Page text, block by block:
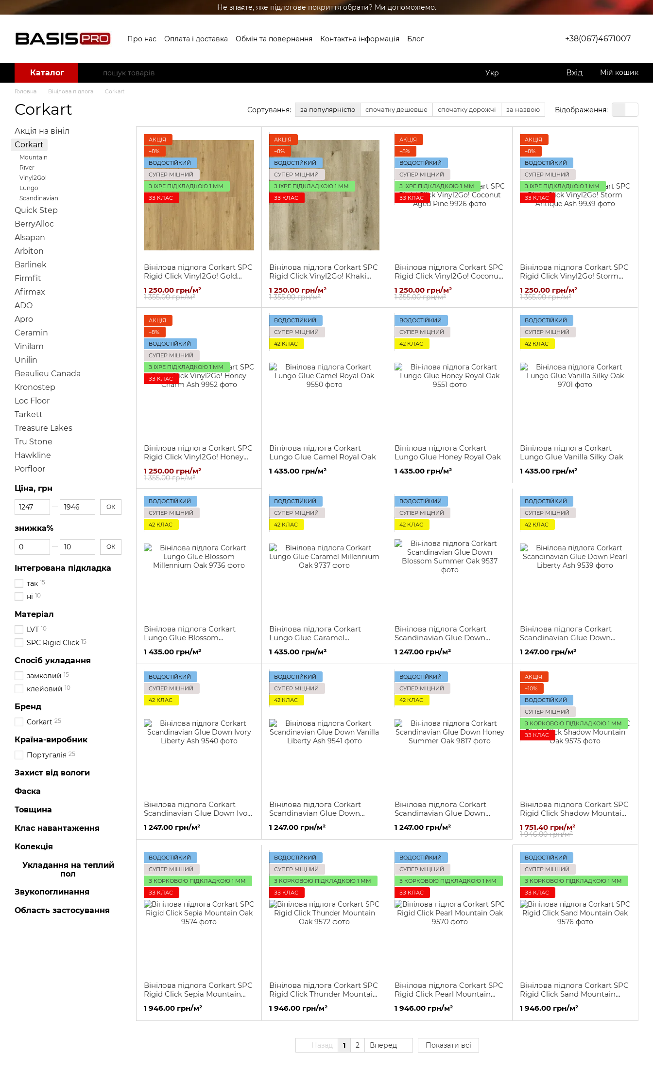
Перейти до основного контенту Не знаєте, яке підлогове покриття обрати? Ми допоможемо.
Про нас Оплата і доставка Обмін та повернення Контактна інформація
Блог
+38(067)4671007
Каталог Укр Вхід Мій кошик
Головна Вінілова підлога Corkart
Corkart Сортування: за популярністю спочатку дешевше спочатку дорожчі за назвою Відображення:
АКЦІЯ
−8%
ВОДОСТІЙКИЙ
СУПЕР МІЦНИЙ
З IXPE ПІДКЛАДКОЮ 1 ММ
ЗЗ КЛАС
Вінілова підлога Corkart SPC
Rigid Click Vinyl2Go! Gold
Summer Oak
1 355.00 грн/м²
1 250.00 грн/м²
АКЦІЯ
−8%
ВОДОСТІЙКИЙ
СУПЕР МІЦНИЙ
З IXPE ПІДКЛАДКОЮ 1 ММ
ЗЗ КЛАС
Вінілова підлога Corkart SPC
Rigid Click Vinyl2Go! Khaki
1 355.00 грн/м²
1 250.00 грн/м²
АКЦІЯ
−8%
ВОДОСТІЙКИЙ
СУПЕР МІЦНИЙ
З IXPE ПІДКЛАДКОЮ 1 ММ
ЗЗ КЛАС
Вінілова підлога Corkart SPC
Rigid Click Vinyl2Go! Coconut
1 355.00 грн/м²
1 250.00 грн/м²
АКЦІЯ
−8%
ВОДОСТІЙКИЙ
СУПЕР МІЦНИЙ
З IXPE ПІДКЛАДКОЮ 1 ММ
ЗЗ КЛАС
Вінілова підлога Corkart SPC
Rigid Click Vinyl2Go! Storm
1 355.00 грн/м²
1 250.00 грн/м²
АКЦІЯ
−8%
ВОДОСТІЙКИЙ
СУПЕР МІЦНИЙ
З IXPE ПІДКЛАДКОЮ 1 ММ
ЗЗ КЛАС
Вінілова підлога Corkart SPC
Rigid Click Vinyl2Go! Honey
1 355.00 грн/м²
1 250.00 грн/м²
ВОДОСТІЙКИЙ
СУПЕР МІЦНИЙ
42 КЛАС
Вінілова підлога Corkart
Lungo Glue Camel Royal Oak
1 435.00 грн/м²
ВОДОСТІЙКИЙ
СУПЕР МІЦНИЙ
42 КЛАС
Вінілова підлога Corkart
Lungo Glue Honey Royal Oak
1 435.00 грн/м²
ВОДОСТІЙКИЙ
СУПЕР МІЦНИЙ
42 КЛАС
Вінілова підлога Corkart
Lungo Glue Vanilla Silky Oak
1 435.00 грн/м²
ВОДОСТІЙКИЙ
СУПЕР МІЦНИЙ
42 КЛАС
Вінілова підлога Corkart
Lungo Glue Blossom
Millennium Oak
1 435.00 грн/м²
ВОДОСТІЙКИЙ
СУПЕР МІЦНИЙ
42 КЛАС
Вінілова підлога Corkart
Lungo Glue Caramel
Millennium Oak
1 435.00 грн/м²
ВОДОСТІЙКИЙ
СУПЕР МІЦНИЙ
42 КЛАС
Вінілова підлога Corkart
Scandinavian Glue Down
Blossom Summer Oak
1 247.00 грн/м²
ВОДОСТІЙКИЙ
СУПЕР МІЦНИЙ
42 КЛАС
Вінілова підлога Corkart
Scandinavian Glue Down
Pearl Liberty Ash
1 247.00 грн/м²
ВОДОСТІЙКИЙ
СУПЕР МІЦНИЙ
42 КЛАС
Вінілова підлога Corkart
Scandinavian Glue Down Ivory
1 247.00 грн/м²
ВОДОСТІЙКИЙ
СУПЕР МІЦНИЙ
42 КЛАС
Вінілова підлога Corkart
Scandinavian Glue Down
Vanilla Liberty Ash
1 247.00 грн/м²
ВОДОСТІЙКИЙ
СУПЕР МІЦНИЙ
42 КЛАС
Вінілова підлога Corkart
Scandinavian Glue Down
Honey Summer Oak
1 247.00 грн/м²
АКЦІЯ
−10%
ВОДОСТІЙКИЙ
СУПЕР МІЦНИЙ
З КОРКОВОЮ ПІДКЛАДКОЮ 1 ММ
ЗЗ КЛАС
Вінілова підлога Corkart SPC
Rigid Click Shadow Mountain
1 946.00 грн/м²
1 751.40 грн/м²
ВОДОСТІЙКИЙ
СУПЕР МІЦНИЙ
З КОРКОВОЮ ПІДКЛАДКОЮ 1 ММ
ЗЗ КЛАС
Вінілова підлога Corkart SPC
Rigid Click Sepia Mountain
1 946.00 грн/м²
ВОДОСТІЙКИЙ
СУПЕР МІЦНИЙ
З КОРКОВОЮ ПІДКЛАДКОЮ 1 ММ
ЗЗ КЛАС
Вінілова підлога Corkart SPC
Rigid Click Thunder Mountain
1 946.00 грн/м²
ВОДОСТІЙКИЙ
СУПЕР МІЦНИЙ
З КОРКОВОЮ ПІДКЛАДКОЮ 1 ММ
ЗЗ КЛАС
Вінілова підлога Corkart SPC
Rigid Click Pearl Mountain
1 946.00 грн/м²
ВОДОСТІЙКИЙ
СУПЕР МІЦНИЙ
З КОРКОВОЮ ПІДКЛАДКОЮ 1 ММ
ЗЗ КЛАС
Вінілова підлога Corkart SPC
Rigid Click Sand Mountain
1 946.00 грн/м²
Назад 1 2 Вперед Показати всі
Акція на вініл
Corkart
Mountain
River
Vinyl2Go!
Lungo
Scandinavian
Quick Step
BerryAlloc
Alsapan
Arbiton
Barlinek
Firmfit
Afirmax
ADO
Apro
Ceramin
Vinilam
Unilin
Beaulieu Canada
Kronostep
Loc Floor
Tarkett
Treasure Lakes
Tru Stone
Hawkline
Porfloor
Ціна, грн
Від Ціна, грн
До Ціна, грн ОК
знижка%
Від знижка%
До знижка% ОК
Інтегрована підкладка
так 15
ні 10
Матеріал
LVT 10
SPC Rigid Click 15
Спосіб укладання
замковий 15
клейовий 10
Бренд
Corkart 25
Країна-виробник
Португалія 25
Захист від вологи
Фаска
Товщина
Клас навантаження
Колекція
Укладання на теплий
пол
Звукопоглинання
Область застосування